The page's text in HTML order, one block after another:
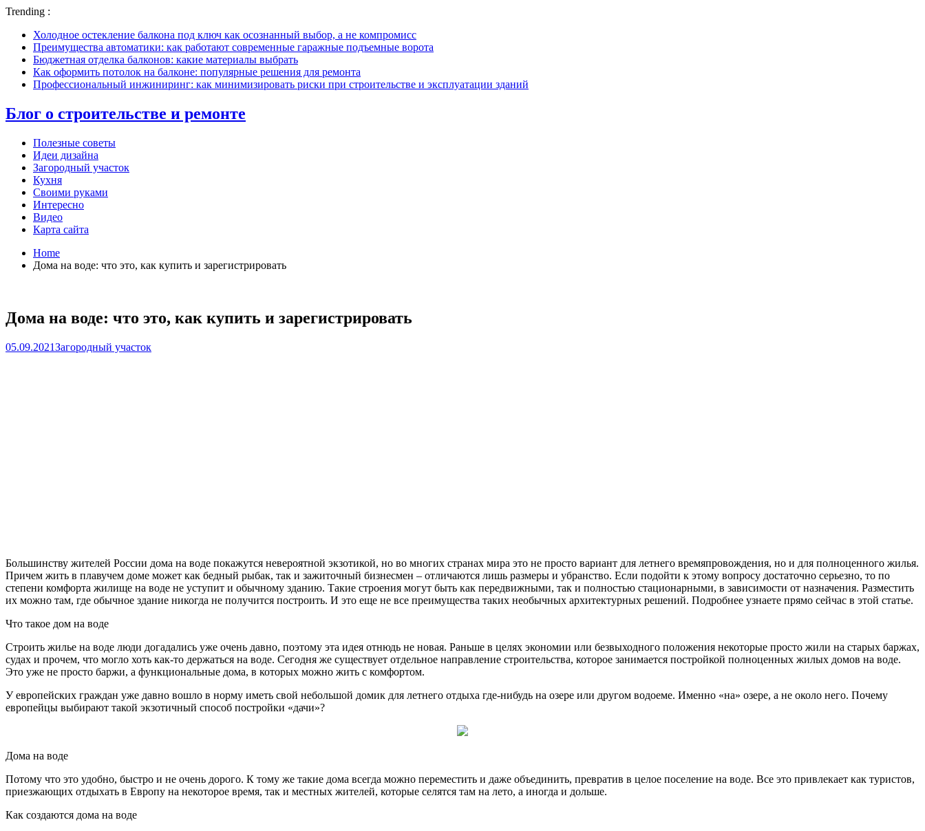
Trending :
Холодное остекление балкона под ключ как осознанный выбор, а не компромисс
Преимущества автоматики: как работают современные гаражные подъемные ворота
Бюджетная отделка балконов: какие материалы выбрать
Как оформить потолок на балконе: популярные решения для ремонта
Профессиональный инжиниринг: как минимизировать риски при строительстве и эксплуатации зданий
Блог о строительстве и ремонте
Полезные советы
Идеи дизайна
Загородный участок
Кухня
Своими руками
Интересно
Видео
Карта сайта
Home
Дома на воде: что это, как купить и зарегистрировать
Дома на воде: что это, как купить и зарегистрировать
05.09.2021Загородный участок
Большинству жителей России дома на воде покажутся невероятной экзотикой, но во многих странах мира это не просто вариант для летнего времяпровождения, но и для полноценного жилья.
Причем жить в плавучем доме может как бедный рыбак, так и зажиточный бизнесмен – отличаются лишь размеры и убранство. Если подойти к этому вопросу достаточно серьезно, то по
степени комфорта жилище на воде не уступит и обычному зданию. Такие строения могут быть как передвижными, так и полностью стационарными, в зависимости от назначения. Разместить
их можно там, где обычное здание никогда не получится построить. И это еще не все преимущества таких необычных архитектурных решений. Подробнее узнаете прямо сейчас в этой статье.
Что такое дом на воде
Строить жилье на воде люди догадались уже очень давно, поэтому эта идея отнюдь не новая. Раньше в целях экономии или безвыходного положения некоторые просто жили на старых баржах,
судах и прочем, что могло хоть как-то держаться на воде. Сегодня же существует отдельное направление строительства, которое занимается постройкой полноценных жилых домов на воде.
Это уже не просто баржи, а функциональные дома, в которых можно жить с комфортом.
У европейских граждан уже давно вошло в норму иметь свой небольшой домик для летнего отдыха где-нибудь на озере или другом водоеме. Именно «на» озере, а не около него. Почему
европейцы выбирают такой экзотичный способ постройки «дачи»?
Дома на воде
Потому что это удобно, быстро и не очень дорого. К тому же такие дома всегда можно переместить и даже объединить, превратив в целое поселение на воде. Все это привлекает как туристов,
приезжающих отдыхать в Европу на некоторое время, так и местных жителей, которые селятся там на лето, а иногда и дольше.
Как создаются дома на воде